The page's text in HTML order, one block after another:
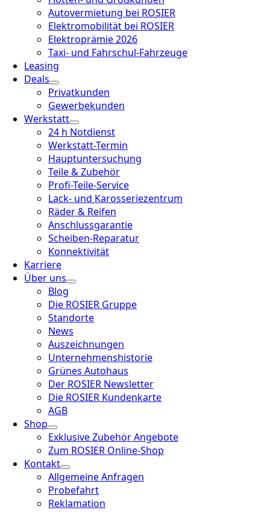
Autovermietung bei ROSIER
Elektromobilität bei ROSIER
Elektroprämie 2026
Taxi- und Fahrschul-Fahrzeuge
Leasing
Deals
Privatkunden
Gewerbekunden
Werkstatt
24 h Notdienst
Werkstatt-Termin
Hauptuntersuchung
Teile & Zubehör
Profi-Teile-Service
Lack- und Karosseriezentrum
Räder & Reifen
Anschlussgarantie
Scheiben-Reparatur
Konnektivität
Karriere
Über uns
Blog
Die ROSIER Gruppe
Standorte
News
Auszeichnungen
Unternehmenshistorie
Grünes Autohaus
Der ROSIER Newsletter
Die ROSIER Kundenkarte
AGB
Shop
Exklusive Zubehör Angebote
Zum ROSIER Online-Shop
Kontakt
Allgemeine Anfragen
Probefahrt
Reklamation